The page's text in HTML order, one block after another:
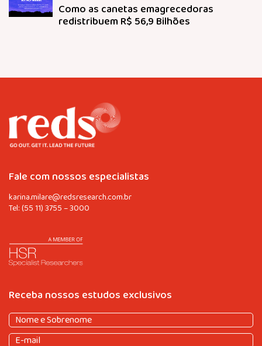
Como as canetas emagrecedoras
redistribuem R$ 56,9 Bilhões
Fale com nossos especialistas
karina.milare@redsresearch.com.br
Tel:(55 11) 3755 – 3000
Receba nossos estudos exclusivos
Nome
e
Nome
E-